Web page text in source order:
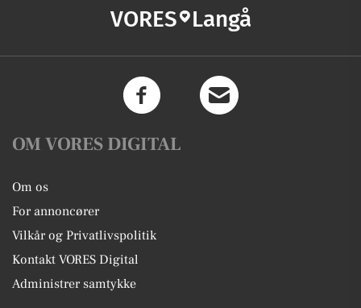
VORES Langå
OM VORES DIGITAL
Om os
For annoncører
Vilkår og Privatlivspolitik
Kontakt VORES Digital
Administrer samtykke